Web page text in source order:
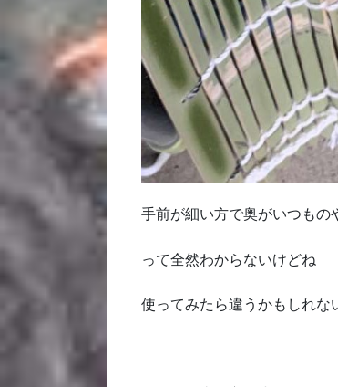
手前が細い方で奥がいつもの
って全然わからないけどね
使ってみたら違うかもしれな